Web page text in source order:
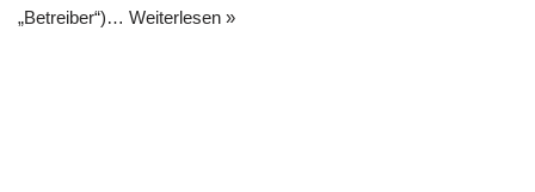
„Betreiber“)… Weiterlesen »